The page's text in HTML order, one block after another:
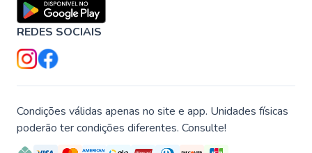
REDES SOCIAIS
Condições válidas apenas no site e app. Unidades físicas
poderão ter condições diferentes. Consulte!